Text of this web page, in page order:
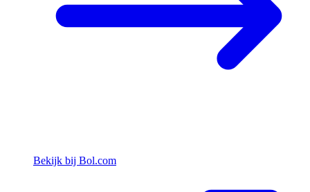
Bekijk bij Bol.com